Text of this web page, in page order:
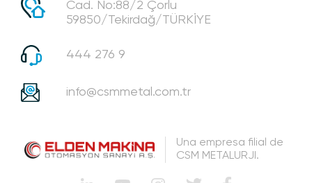
Cad. No:88/2 Çorlu
59850/Tekirdağ/TÜRKİYE
444 276 9
info@csmmetal.com.tr
Una empresa filial de
CSM METALURJI.